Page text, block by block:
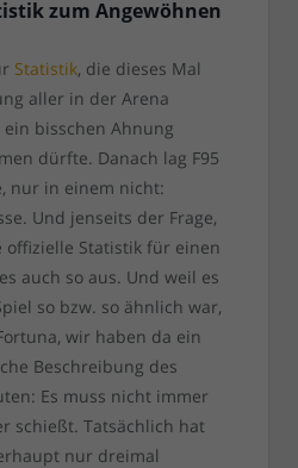
zum Angewöhnen
Statistik, die dieses Mal
aller in der Arena
bisschen Ahnung
dürfte. Danach lag F95
nur in einem nicht:
Und jenseits der Frage,
offizielle Statistik für einen
auch so aus. Und weil es
so bzw. so ähnlich war,
wir haben da ein
Beschreibung des
Es muss nicht immer
schießt. Tatsächlich hat
nur dreimal